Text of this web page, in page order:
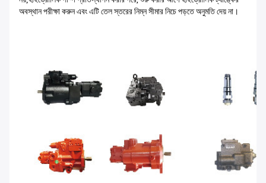
অবস্থান পরীক্ষা করুন এবং এটি তেল স্তরের নিম্ন সীমার নিচে পড়তে অনুমতি দেয় না।